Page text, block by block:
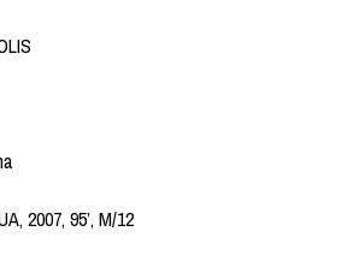
2007, 95’, M/12